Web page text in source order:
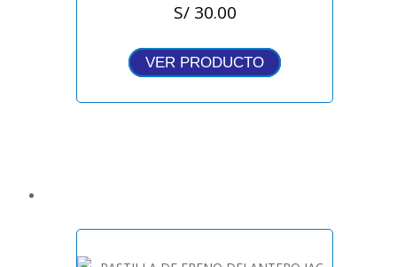
S/30.00
VER PRODUCTO